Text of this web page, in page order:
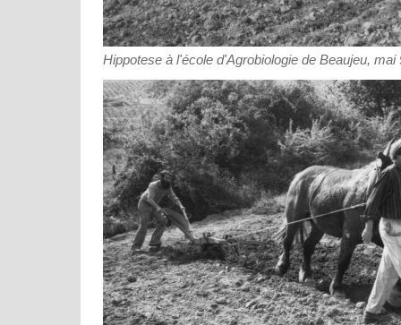
Hippotese à l'école d'Agrobiologie de Beaujeu, mai